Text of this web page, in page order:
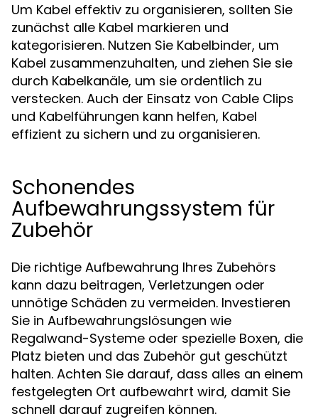
Um Kabel effektiv zu organisieren, sollten Sie
zunächst alle Kabel markieren und
kategorisieren. Nutzen Sie Kabelbinder, um
Kabel zusammenzuhalten, und ziehen Sie sie
durch Kabelkanäle, um sie ordentlich zu
verstecken. Auch der Einsatz von Cable Clips
und Kabelführungen kann helfen, Kabel
effizient zu sichern und zu organisieren.
Schonendes
Aufbewahrungssystem für
Zubehör
Die richtige Aufbewahrung Ihres Zubehörs
kann dazu beitragen, Verletzungen oder
unnötige Schäden zu vermeiden. Investieren
Sie in Aufbewahrungslösungen wie
Regalwand-Systeme oder spezielle Boxen, die
Platz bieten und das Zubehör gut geschützt
halten. Achten Sie darauf, dass alles an einem
festgelegten Ort aufbewahrt wird, damit Sie
schnell darauf zugreifen können.